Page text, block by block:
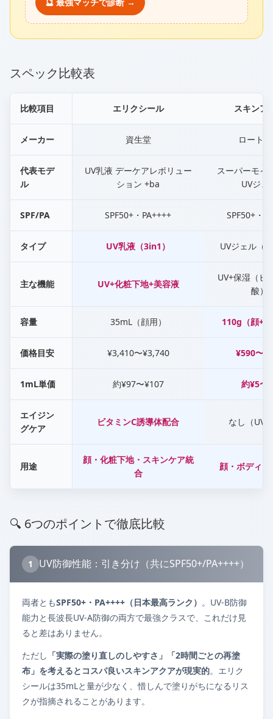
🔮 最強マッチで診断 →
スペック比較表
比較項目 エリクシール スキンア
メーカー 資生堂 ロート
代表モデ
ル
UV乳液 デーケアレボリュー
ション +ba
スーパーモイ
UVジェ
SPF/PA SPF50+・PA++++ SPF50+・
タイプ UV乳液（3in1） UVジェル（
主な機能 UV+化粧下地+美容液
UV+保湿（ヒ
酸）
容量 35mL（顔用） 110g（顔+
価格目安 ¥3,410〜¥3,740 ¥590〜
1mL単価 約¥97〜¥107 約¥5〜
エイジン
グケア
ビタミンC誘導体配合 なし（UV
用途
顔・化粧下地・スキンケア統
合
顔・ボディ
🔍 6つのポイントで徹底比較
1 UV防御性能：引き分け（共にSPF50+/PA++++）
両者ともSPF50+・PA++++（日本最高ランク） 。UV-B防御
能力と長波長UV-A防御の両方で最強クラスで、これだけ見
ると差はありません。
ただし 「実際の塗り直しのしやすさ」「2時間ごとの再塗
布」を考えるとコスパ良いスキンアクアが現実的。エリク
シールは35mLと量が少なく、惜しんで塗りがちになるリス
クが指摘されることがあります。